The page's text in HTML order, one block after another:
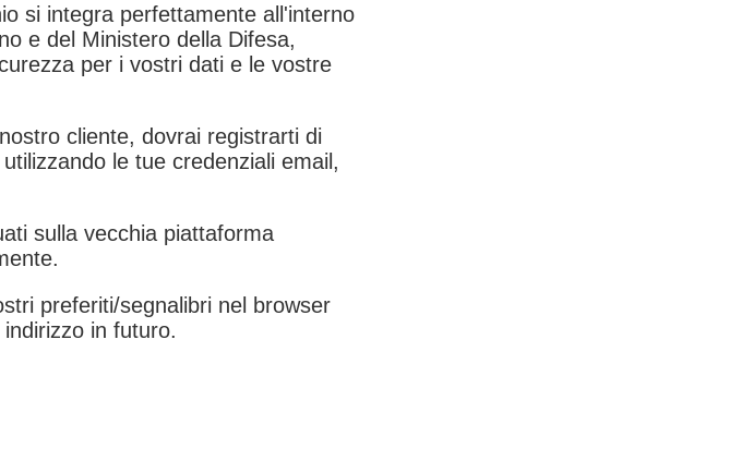
si integra perfettamente all'interno
e del Ministero della Difesa,
per i vostri dati e le vostre
cliente, dovrai registrarti di
utilizzando le tue credenziali email,
sulla vecchia piattaforma
preferiti/segnalibri nel browser
in futuro.